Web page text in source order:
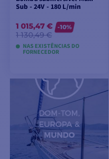
Sub - 24V - 180 L/min
1 015,47 €
1 130,49 €
-10%
NAS EXISTÊNCIAS DO
FORNECEDOR
ADICIONAR AO
CARRINHO